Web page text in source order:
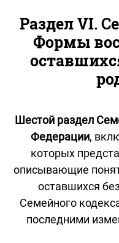
Раздел VI.
Формы
Шестой раздел
Федерации,
которых
описывающие
оставшихся
Семейного
последними